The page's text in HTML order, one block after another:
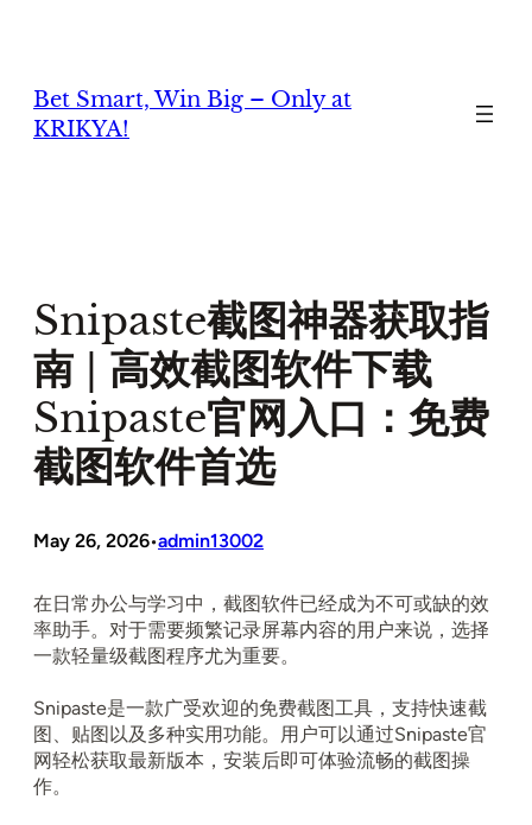
Bet Smart, Win Big – Only at
KRIKYA!
Snipaste截图神器获取指
南 | 高效截图软件下载
Snipaste官网入口：免费
截图软件首选
May 26, 2026•admin13002
在日常办公与学习中，截图软件已经成为不可或缺的效
率助手。对于需要频繁记录屏幕内容的用户来说，选择
一款轻量级截图程序尤为重要。
Snipaste是一款广受欢迎的免费截图工具，支持快速截
图、贴图以及多种实用功能。用户可以通过Snipaste官
网轻松获取最新版本，安装后即可体验流畅的截图操
作。